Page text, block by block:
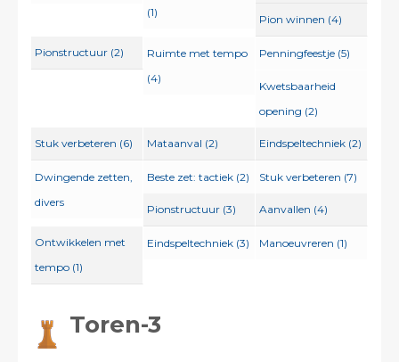
(1)
Pion winnen (4)
Pionstructuur (2)
Ruimte met tempo
(4)
Penningfeestje (5)
Kwetsbaarheid
opening (2)
Stuk verbeteren (6) Mataanval (2) Eindspeltechniek (2)
Dwingende zetten,
divers
Beste zet: tactiek (2) Stuk verbeteren (7)
Pionstructuur (3) Aanvallen (4)
Ontwikkelen met
tempo (1)
Eindspeltechniek (3) Manoeuvreren (1)
Toren-3